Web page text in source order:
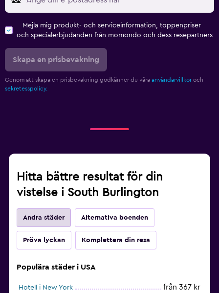
Mejla mig produkt- och serviceinformation, toppenpriser
och specialerbjudanden från momondo och dess resepartners
Skapa en prisbevakning
Genom att skapa en prisbevakning godkänner du våra användarvillkor och
sekretesspolicy.
Hitta bättre resultat för din
vistelse i South Burlington
Andra städer Alternativa boenden
Pröva lyckan Komplettera din resa
Populära städer i USA
Hotell i New York från 367 kr